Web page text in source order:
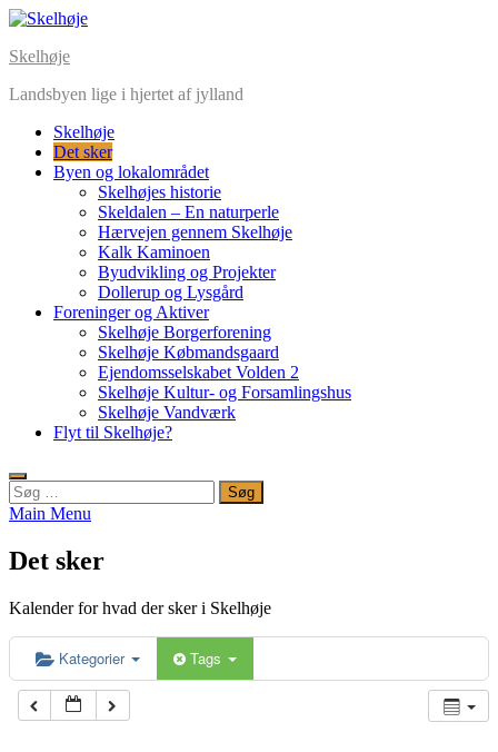
Skip
content
Skelhøje
Landsbyen lige i hjertet af jylland
Skelhøje
Det sker
Byen og lokalområdet
Skelhøjes historie
Skeldalen – En naturperle
Hærvejen gennem Skelhøje
Kalk Kaminoen
Byudvikling og Projekter
Dollerup og Lysgård
Foreninger og Aktiver
Skelhøje Borgerforening
Skelhøje Købmandsgaard
Ejendomsselskabet Volden 2
Skelhøje Kultur- og Forsamlingshus
Skelhøje Vandværk
Flyt til Skelhøje?
Søg
efter:
Main Menu
Det sker
Kalender for hvad der sker i Skelhøje
Kategorier Tags